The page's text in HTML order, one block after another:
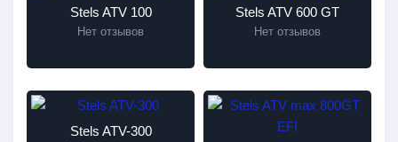
Stels ATV 100
Нет отзывов
Stels ATV 600 GT
Нет отзывов
Stels ATV-300